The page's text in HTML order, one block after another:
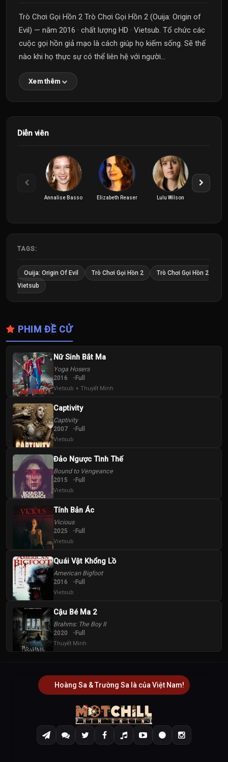
Trò Chơi Gọi Hồn 2 Trò Chơi Gọi Hồn 2 (Ouija: Origin of
Evil) — năm 2016 · chất lượng HD · Vietsub. Tổ chức các
cuộc gọi hồn giả mạo là cách giúp họ kiếm sống. Sẽ thế
nào khi họ thực sự có thể liên hệ với người...
Xem thêm
Diễn viên
Annalise Basso Elizabeth Reaser Lulu Wilson
TAGS:
Ouija: Origin Of Evil Trò Chơi Gọi Hồn 2
Trò Chơi Gọi Hồn 2
Vietsub
PHIM ĐỀ CỬ
Nữ Sinh Bắt Ma
Yoga Hosers
2016 Full
Vietsub + Thuyết Minh
Captivity
Captivity
2007 Full
Vietsub
Đảo Ngược Tình Thế
Bound to Vengeance
2015 Full
Vietsub
Tính Bản Ác
Vicious
2025 Full
Vietsub
Quái Vật Khổng Lồ
American Bigfoot
2016 Full
Vietsub
Cậu Bé Ma 2
Brahms: The Boy II
2020 Full
Thuyết Minh
Hoàng Sa & Trường Sa là của Việt Nam!